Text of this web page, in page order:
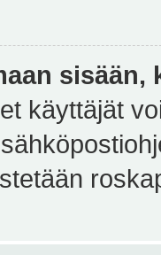
sisään,
käyttäjät